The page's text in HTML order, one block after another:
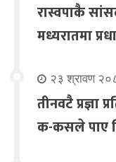
रास्वपाकै
मध्यरातमा
२३ श्रावण
तीनवटै प्रज्ञा
क-कसले पाए